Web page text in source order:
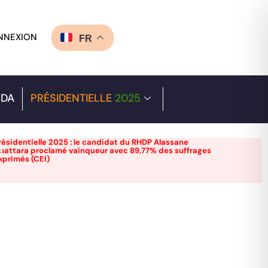
FR
PRÉSIDENTIELLE 2025
2025 : le candidat du RHDP Alassane
proclamé vainqueur avec 89,77% des suffrages
(CEI)